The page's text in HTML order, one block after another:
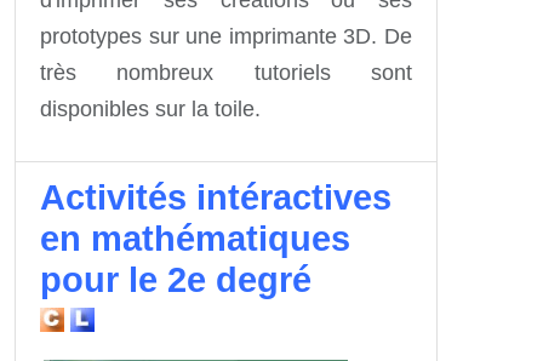
prototypes sur une imprimante 3D. De
très nombreux tutoriels sont
disponibles sur la toile.
Activités intéractives
en mathématiques
pour le 2e degré